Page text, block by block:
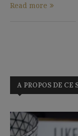
Read more
A PROPOS DE CE